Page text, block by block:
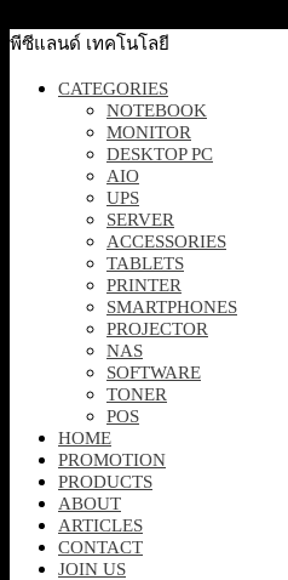
พีซีแลนด์ เทคโนโลยี
CATEGORIES
NOTEBOOK
MONITOR
DESKTOP PC
AIO
UPS
SERVER
ACCESSORIES
TABLETS
PRINTER
SMARTPHONES
PROJECTOR
NAS
SOFTWARE
TONER
POS
HOME
PROMOTION
PRODUCTS
ABOUT
ARTICLES
CONTACT
JOIN US